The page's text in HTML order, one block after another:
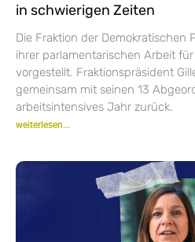
in schwierigen Zeiten
Die Fraktion der Demokratischen
ihrer parlamentarischen Arbeit
vorgestellt. Fraktionspräsident
gemeinsam mit seinen 13
arbeitsintensives Jahr zurück.
weiterlesen...